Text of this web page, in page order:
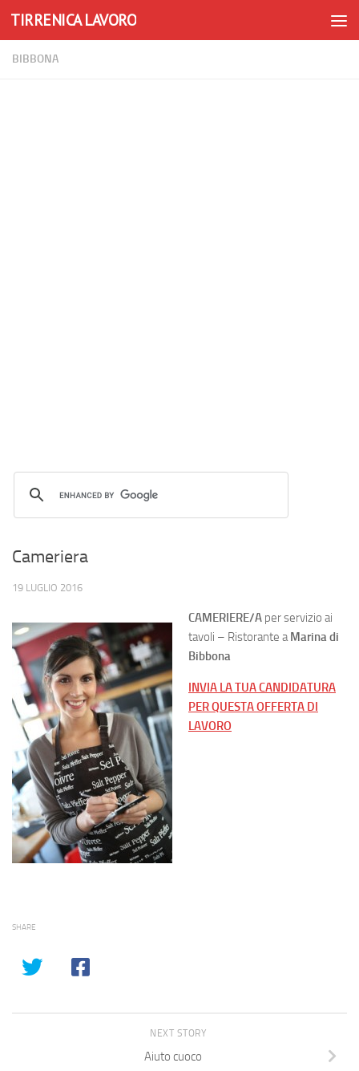
Skip to content
TIRRENICA LAVORO
BIBBONA
Cameriera
19 LUGLIO 2016
CAMERIERE/A per servizio ai
tavoli – Ristorante aMarina di
Bibbona
INVIA LA TUA CANDIDATURA
PER QUESTA OFFERTA DI
LAVORO
SHARE
NEXT STORY
Aiuto cuoco